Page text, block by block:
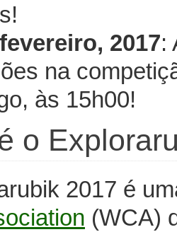
2017:
na
às 15h00!
o
2017 é
(WCA)